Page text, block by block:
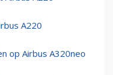
A220
op Airbus A320neo